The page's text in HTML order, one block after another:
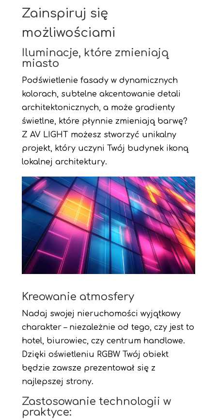
Zainspiruj się
możliwościami
Iluminacje, które zmieniają
miasto
Podświetlenie fasady w dynamicznych
kolorach, subtelne akcentowanie detali
architektonicznych, a może gradienty
świetlne, które płynnie zmieniają barwę?
Z AV LIGHT możesz stworzyć unikalny
projekt, który uczyni Twój budynek ikoną
lokalnej architektury.
Kreowanie atmosfery
Nadaj swojej nieruchomości wyjątkowy
charakter – niezależnie od tego, czy jest to
hotel, biurowiec, czy centrum handlowe.
Dzięki oświetleniu RGBW Twój obiekt
będzie zawsze prezentował się z
najlepszej strony.
Zastosowanie technologii w
praktyce: